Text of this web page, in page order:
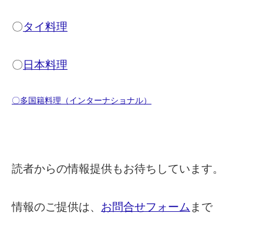
〇タイ料理
〇 日本料理
〇多国籍料理（インターナショナル）
読者からの情報提供もお待ちしています。
情報のご提供は、 お問合せフォーム まで